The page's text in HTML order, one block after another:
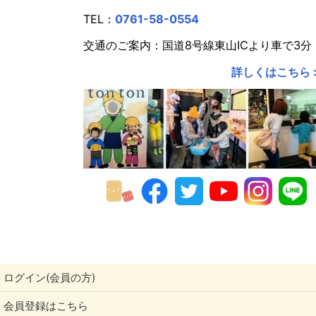
TEL： 0761-58-0554
交通のご案内：国道8号線東山ICより車で3分
詳しくはこちら
ログイン(会員の方)
会員登録はこちら